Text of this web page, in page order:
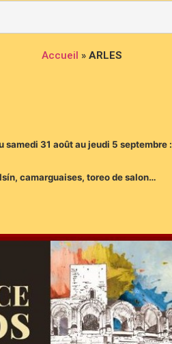
Accueil » ARLES
samedi 31 août au jeudi 5 septembre :
camarguaises, toreo de salon…